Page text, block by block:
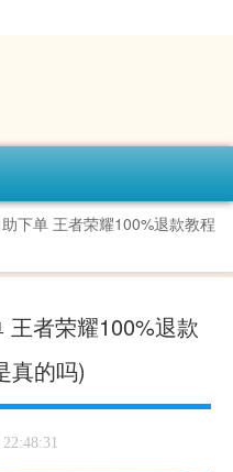
下单 王者荣耀100%退款教程
王者荣耀100%退款
真的吗)